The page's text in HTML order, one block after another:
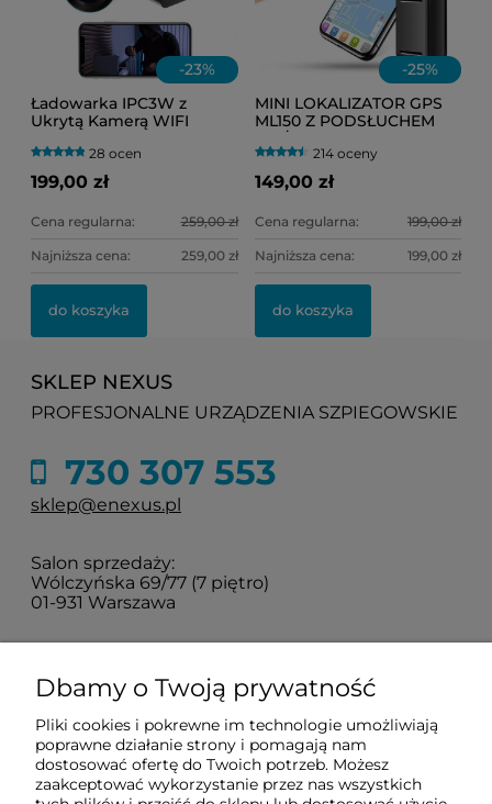
-23%
Ładowarka IPC3W z
Ukrytą Kamerą WIFI
28 ocen
199,00 zł
Cena regularna: 259,00 zł
Najniższa cena: 259,00 zł
do koszyka
-25%
MINI LOKALIZATOR GPS
ML150 Z PODSŁUCHEM
NA ŻYWO
(HERMETYCZNY) DO
TOREBKI LUB
SAMOCHODU
214 oceny
149,00 zł
Cena regularna: 199,00 zł
Najniższa cena: 199,00 zł
do koszyka
SKLEP NEXUS
PROFESJONALNE URZĄDZENIA SZPIEGOWSKIE
730 307 553
sklep@enexus.pl
Salon sprzedaży:
Wólczyńska 69/77 (7 piętro)
01-931 Warszawa
O nas
Dbamy o Twoją prywatność
Pliki cookies i pokrewne im technologie umożliwiają
poprawne działanie strony i pomagają nam
dostosować ofertę do Twoich potrzeb. Możesz
zaakceptować wykorzystanie przez nas wszystkich